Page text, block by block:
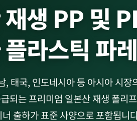
재생 PP 및
라스틱 파
, 태국, 인도네시아 등 아시아 시
되는 프리미엄 일본산 재생 폴리
출하가 표준 사양으로 포함됩니